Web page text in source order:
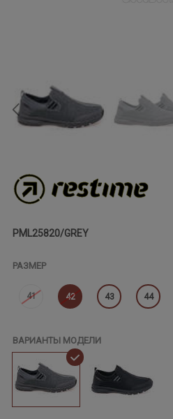
PML25820/GREY
РАЗМЕР
41 42 43 44
ВАРИАНТЫ МОДЕЛИ